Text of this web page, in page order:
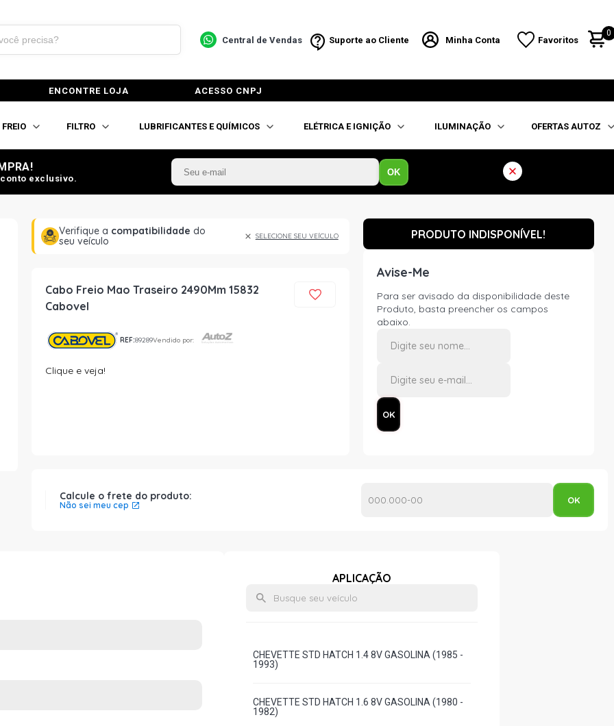
Central de Vendas Suporte ao Cliente Minha Conta Favoritos
0
ENCONTRE LOJA ACESSO CNPJ
FREIO FILTRO LUBRIFICANTES E QUÍMICOS ELÉTRICA E IGNIÇÃO ILUMINAÇÃO OFERTAS AUTOZ
exclusivo.
OK
Verifique a compatibilidade do
seu veículo
SELECIONE SEU VEÍCULO
Cabo Freio Mao Traseiro 2490Mm 15832
Cabovel
REF:89289Vendido por:
Clique e veja!
PRODUTO INDISPONÍVEL!
Avise-Me
Para ser avisado da disponibilidade deste
Produto, basta preencher os campos
abaixo.
Calcule o frete do produto:
Não sei meu cep
APLICAÇÃO
CHEVETTE STD HATCH 1.4 8V GASOLINA (1985 -
1993)
CHEVETTE STD HATCH 1.6 8V GASOLINA (1980 -
1982)